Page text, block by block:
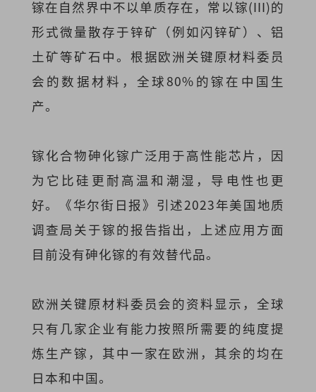
镓在自然界中不以单质存在，常以镓(III)的
形式微量散存于锌矿（例如闪锌矿）、铝
土矿等矿石中。根据欧洲关键原材料委员
会的数据材料，全球80%的镓在中国生
产。
镓化合物砷化镓广泛用于高性能芯片，因
为它比硅更耐高温和潮湿，导电性也更
好。《华尔街日报》引述2023年美国地质
调查局关于镓的报告指出，上述应用方面
目前没有砷化镓的有效替代品。
欧洲关键原材料委员会的资料显示，全球
只有几家企业有能力按照所需要的纯度提
炼生产镓，其中一家在欧洲，其余的均在
日本和中国。